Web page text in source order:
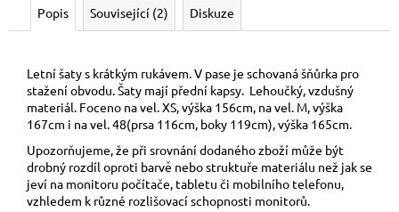
Popis Související (2) Diskuze
Letní šaty s krátkým rukávem. V pase je schovaná šňůrka pro
stažení obvodu. Šaty mají přední kapsy. Lehoučký, vzdušný
materiál. Foceno na vel. XS, výška 156cm, na vel. M, výška
167cm i na vel. 48(prsa 116cm, boky 119cm), výška 165cm.
Upozorňujeme, že při srovnání dodaného zboží může být
drobný rozdíl oproti barvě nebo struktuře materiálu než jak se
jeví na monitoru počítače, tabletu či mobilního telefonu,
vzhledem k různé rozlišovací schopnosti monitorů.